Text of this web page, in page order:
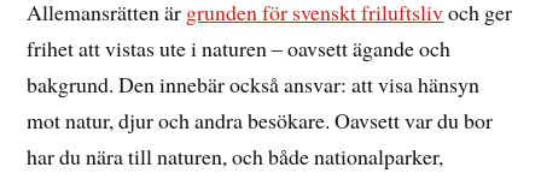
Allemansrätten är grunden för svenskt friluftslivoch ger
frihet att vistas ute i naturen – oavsett ägande och
bakgrund. Den innebär också ansvar: att visa hänsyn
mot natur, djur och andra besökare. Oavsett var du bor
har du nära till naturen, och både nationalparker,